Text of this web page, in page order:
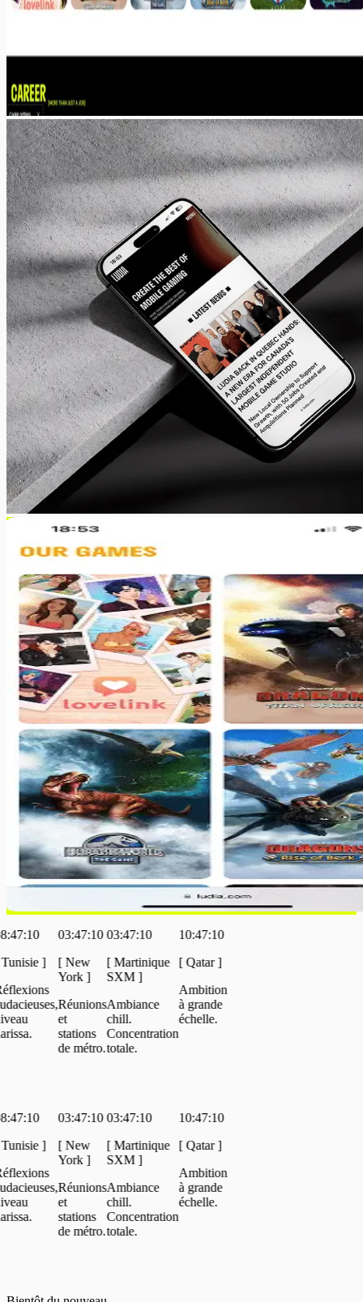
]
03:47:10
[New
York]
Réunions
stations
de métro.
03:47:10
[ Martinique
SXM]
Ambiance
chill.
Concentration
totale.
10:47:10
[Qatar]
Ambition
à grande
échelle.
]
03:47:10
[New
York]
Réunions
stations
de métro.
03:47:10
[ Martinique
SXM]
Ambiance
chill.
Concentration
totale.
10:47:10
[Qatar]
Ambition
à grande
échelle.